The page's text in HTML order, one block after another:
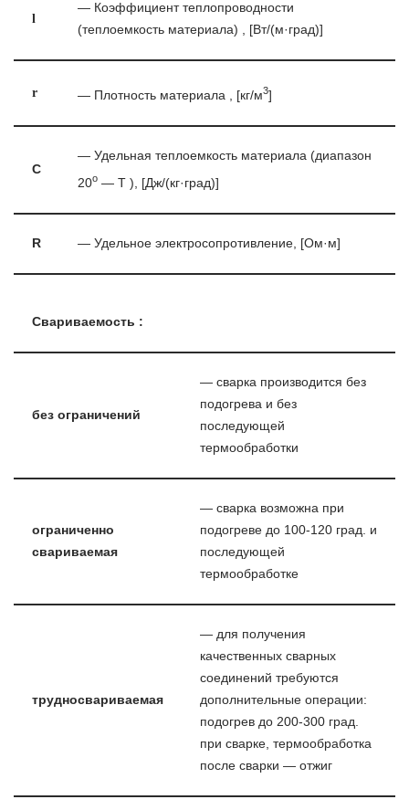
l
— Коэффициент теплопроводности
(теплоемкость материала) , [Вт/(м·град)]
r — Плотность материала , [кг/м3]
C
— Удельная теплоемкость материала (диапазон
20o — T ), [Дж/(кг·град)]
R — Удельное электросопротивление, [Ом·м]
Свариваемость :
без ограничений
— сварка производится без
подогрева и без
последующей
термообработки
ограниченно
свариваемая
— сварка возможна при
подогреве до 100-120 град. и
последующей
термообработке
трудносвариваемая
— для получения
качественных сварных
соединений требуются
дополнительные операции:
подогрев до 200-300 град.
при сварке, термообработка
после сварки — отжиг